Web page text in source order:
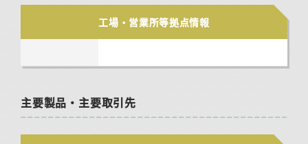
工場・営業所等拠点情報
主要製品・主要取引先